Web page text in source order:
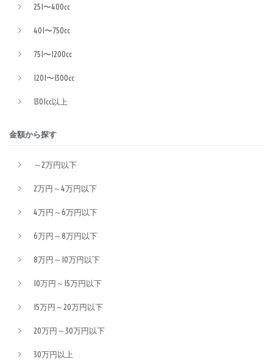
251〜400cc
401〜750cc
751〜1200cc
1201〜1300cc
1301cc以上
金額から探す
～2万円以下
2万円～4万円以下
4万円～6万円以下
6万円～8万円以下
8万円～10万円以下
10万円～15万円以下
15万円～20万円以下
20万円～30万円以下
30万円以上